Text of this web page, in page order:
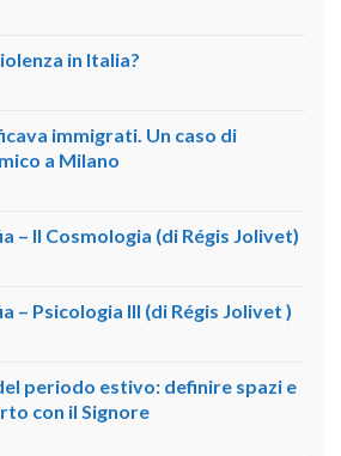
in Italia?
immigrati. Un caso di
a Milano
– II Cosmologia (di Régis Jolivet)
– Psicologia III (di Régis Jolivet )
periodo estivo: definire spazi e
con il Signore